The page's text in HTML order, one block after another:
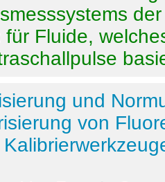
für Fluide,
und
von